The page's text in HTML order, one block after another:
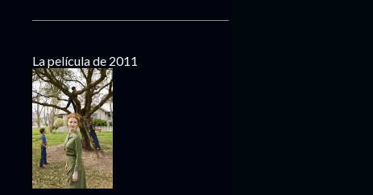
La película de 2011